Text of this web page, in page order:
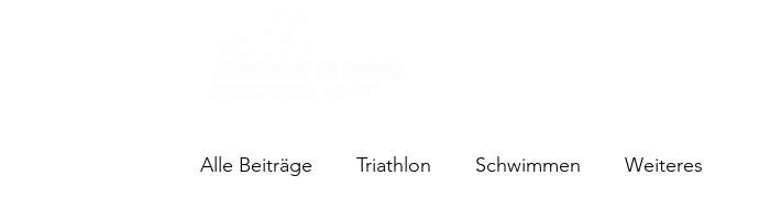
Alle Beiträge Triathlon Schwimmen Weiteres